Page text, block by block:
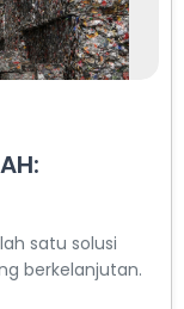
satu solusi
berkelanjutan.